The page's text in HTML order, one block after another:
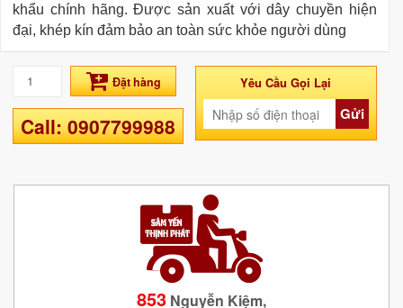
khẩu chính hãng. Được sản xuất với dây chuyền hiện
đại, khép kín đảm bảo an toàn sức khỏe người dùng
Đặt hàng
Call: 0907799988
Yêu Cầu Gọi Lại
Gửi
853 Nguyễn Kiệm,